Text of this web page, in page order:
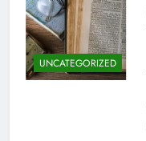
UNCATEGORIZED